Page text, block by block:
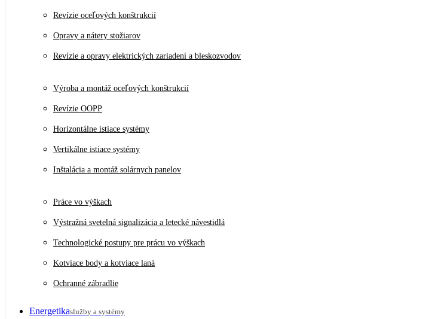
Revízie oceľových konštrukcií
Opravy a nátery stožiarov
Revízie a opravy elektrických zariadení a bleskozvodov
Výroba a montáž oceľových konštrukcií
Revízie OOPP
Horizontálne istiace systémy
Vertikálne istiace systémy
Inštalácia a montáž solárnych panelov
Práce vo výškach
Výstražná svetelná signalizácia a letecké návestidlá
Technologické postupy pre prácu vo výškach
Kotviace body a kotviace laná
Ochranné zábradlie
Energetikaslužby a systémy